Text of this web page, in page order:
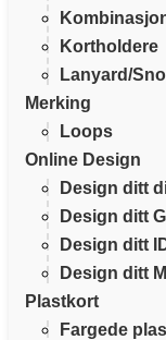
Kortholdere
Lanyard/
Merking
Loops
Online Design
Design ditt
Design ditt
Design ditt
Design ditt
Plastkort
Fargede